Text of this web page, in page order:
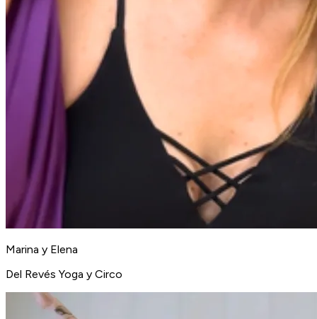
Marina y Elena
Del Revés Yoga y Circo